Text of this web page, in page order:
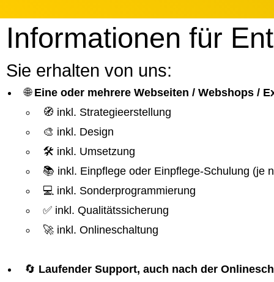
Informationen für
Sie erhalten von uns:
🌐 Eine oder mehrere Webseiten / Webshops /
🧭 inkl. Strategieerstellung
🎨 inkl. Design
🛠️ inkl. Umsetzung
📚 inkl. Einpflege oder Einpflege-Schulung (je
💻 inkl. Sonderprogrammierung
✅ inkl. Qualitätssicherung
🚀 inkl. Onlineschaltung
🔄 Laufender Support, auch nach der